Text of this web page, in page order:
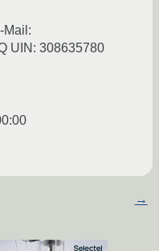
Mail:
UIN: 308635780
→